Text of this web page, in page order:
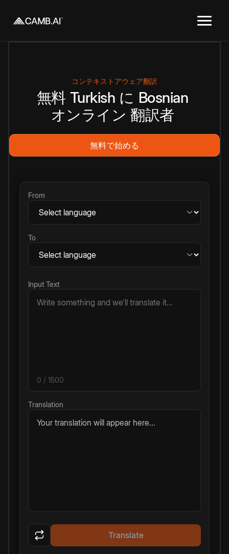
コンテキストアウェア翻訳
無料 Turkish に Bosnian
オンライン 翻訳者
無料で始める
From
To
Input Text
0 / 1500
Translation
Your translation will appear here...
Translate